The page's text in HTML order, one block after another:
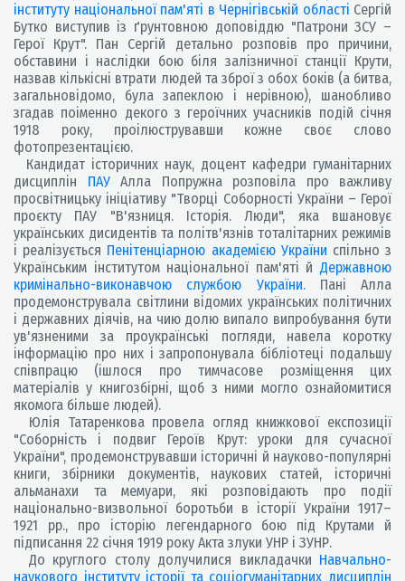
інституту національної пам'яті в Чернігівській області Сергій
Бутко виступив із ґрунтовною доповіддю "Патрони ЗСУ –
Герої Крут". Пан Сергій детально розповів про причини,
обставини і наслідки бою біля залізничної станції Крути,
назвав кількісні втрати людей та зброї з обох боків (а битва,
загальновідомо, була запеклою і нерівною), шанобливо
згадав поіменно декого з героїчних учасників подій січня
1918 року, проілюструвавши кожне своє слово
фотопрезентацією.
Кандидат історичних наук, доцент кафедри гуманітарних
дисциплін ПАУАлла Попружна розповіла про важливу
просвітницьку ініціативу "Творці Соборності України – Герої
проєкту ПАУ "В'язниця. Історія. Люди", яка вшановує
українських дисидентів та політв'язнів тоталітарних режимів
і реалізується Пенітенціарною академією України спільно з
Українським інститутом національної пам'яті й Державною
кримінально-виконавчою службою України.Пані Алла
продемонструвала світлини відомих українських політичних
і державних діячів, на чию долю випало випробування бути
ув'язненими за проукраїнські погляди, навела коротку
інформацію про них і запропонувала бібліотеці подальшу
співпрацю (ішлося про тимчасове розміщення цих
матеріалів у книгозбірні, щоб з ними могло ознайомитися
якомога більше людей).
Юлія Татаренкова провела огляд книжкової експозиції
"Соборність і подвиг Героїв Крут: уроки для сучасної
України", продемонструвавши історичні й науково-популярні
книги, збірники документів, наукових статей, історичні
альманахи та мемуари, які розповідають про події
національно-визвольної боротьби в історії України 1917–
1921 рр., про історію легендарного бою під Крутами й
підписання 22 січня 1919 року Акта злуки УНР і ЗУНР.
До круглого столу долучилися викладачки Навчально-
наукового інституту історії та соціогуманітарних дисциплін